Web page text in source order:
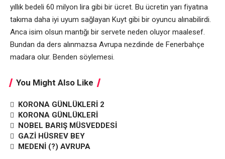
yıllık bedeli 60 milyon lira gibi bir ücret. Bu ücretin yarı fiyatına
takıma daha iyi uyum sağlayan Kuyt gibi bir oyuncu alınabilirdi.
Anca isim olsun mantığı bir servete neden oluyor maalesef.
Bundan da ders alınmazsa Avrupa nezdinde de Fenerbahçe
madara olur. Benden söylemesi.
You Might Also Like
KORONA GÜNLÜKLERİ 2
KORONA GÜNLÜKLERİ
NOBEL BARIŞ MÜSVEDDESİ
GAZİ HÜSREV BEY
MEDENİ (?) AVRUPA